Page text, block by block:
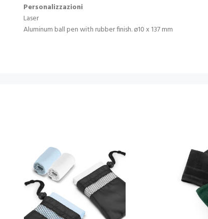
Personalizzazioni
Laser
Aluminum ball pen with rubber finish. ø10 x 137 mm